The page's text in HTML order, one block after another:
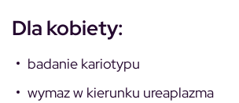
Dla kobiety:
badanie kariotypu
wymaz w kierunku ureaplazma